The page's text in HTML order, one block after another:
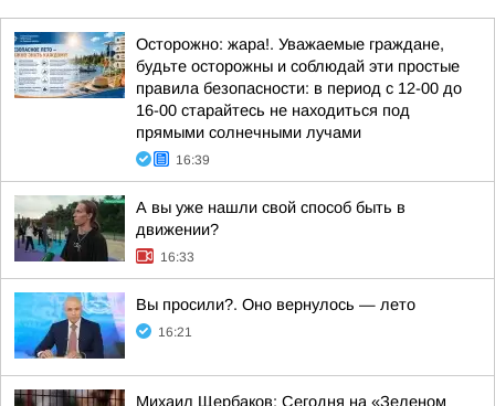
Осторожно: жара!. Уважаемые граждане,
будьте осторожны и соблюдай эти простые
правила безопасности: в период с 12-00 до
16-00 старайтесь не находиться под
прямыми солнечными лучами
16:39
А вы уже нашли свой способ быть в
движении?
16:33
Вы просили?. Оно вернулось — лето
16:21
Михаил Щербаков: Сегодня на «Зеленом